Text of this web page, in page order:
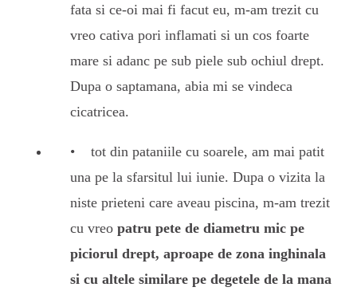
fata si ce-oi mai fi facut eu, m-am trezit cu
vreo cativa pori inflamati si un cos foarte
mare si adanc pe sub piele sub ochiul drept.
Dupa o saptamana, abia mi se vindeca
cicatricea.
tot din pataniile cu soarele, am mai patit
una pe la sfarsitul lui iunie. Dupa o vizita la
niste prieteni care aveau piscina, m-am trezit
cu vreo patru pete de diametru mic pe
piciorul drept, aproape de zona inghinala
si cu altele similare pe degetele de la mana